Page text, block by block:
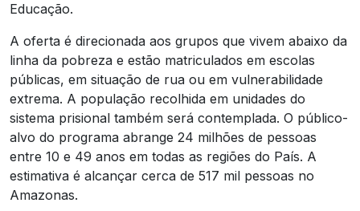
Educação.
A oferta é direcionada aos grupos que vivem abaixo da
linha da pobreza e estão matriculados em escolas
públicas, em situação de rua ou em vulnerabilidade
extrema. A população recolhida em unidades do
sistema prisional também será contemplada. O público-
alvo do programa abrange 24 milhões de pessoas
entre 10 e 49 anos em todas as regiões do País. A
estimativa é alcançar cerca de 517 mil pessoas no
Amazonas.